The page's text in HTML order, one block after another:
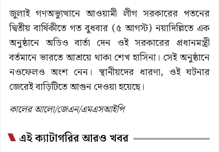
জুলাই গণঅভ্যুত্থানে আওয়ামী লীগ সরকারের পতনের
দ্বিতীয় বার্ষিকীতে গত বুধবার (৫ আগস্ট) নয়াদিল্লিতে এক
অনুষ্ঠানে অডিও বার্তা দেন ওই সরকারের প্রধানমন্ত্রী
বর্তমানে ভারতে আশ্রয়ে থাকা শেখ হাসিনা। সেই অনুষ্ঠানে
নওফেলও অংশ নেন। স্থানীয়দের ধারণা, ওই ঘটনার
জেরেই বাড়িটিতে আগুন দেওয়া হয়েছে।
কালের আলো/জেএন/এমএসআইপি
এই ক্যাটাগরির আরও খবর